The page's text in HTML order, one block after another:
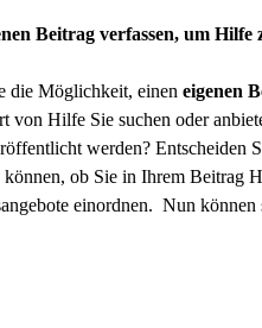
Beitrag verfassen, um Hilfe
die Möglichkeit, einen eigenen
von Hilfe Sie suchen oder
werden? Entscheiden
ob Sie in Ihrem
einordnen. Nun